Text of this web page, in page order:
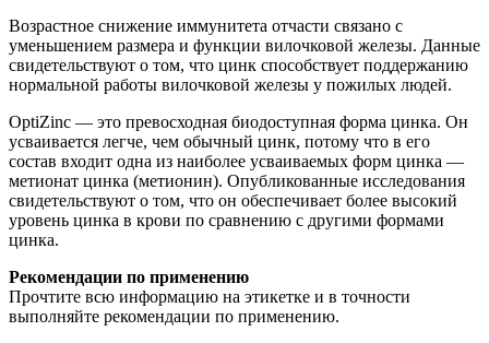
Возрастное снижение иммунитета отчасти связано с
уменьшением размера и функции вилочковой железы. Данные
свидетельствуют о том, что цинк способствует поддержанию
нормальной работы вилочковой железы у пожилых людей.
OptiZinc — это превосходная биодоступная форма цинка. Он
усваивается легче, чем обычный цинк, потому что в его
состав входит одна из наиболее усваиваемых форм цинка —
метионат цинка (метионин). Опубликованные исследования
свидетельствуют о том, что он обеспечивает более высокий
уровень цинка в крови по сравнению с другими формами
цинка.
Рекомендации по применению
Прочтите всю информацию на этикетке и в точности
выполняйте рекомендации по применению.